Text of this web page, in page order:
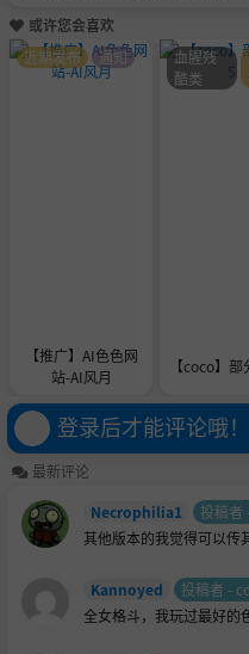
或许您会喜欢
【推广】AI色色网
站-AI风月
近期发布 通知
【coco】
血腥残
酷类
登录后才能评论哦！
最新评论
Necrophilia1
投稿
其他版本的我觉得可以传
Kannoyed 投稿者 -
全女格斗，我玩过最好的